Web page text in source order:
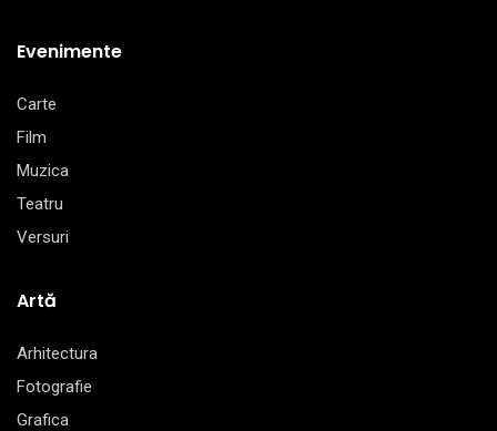
Evenimente
Carte
Film
Muzica
Teatru
Versuri
Artă
Arhitectura
Fotografie
Grafica